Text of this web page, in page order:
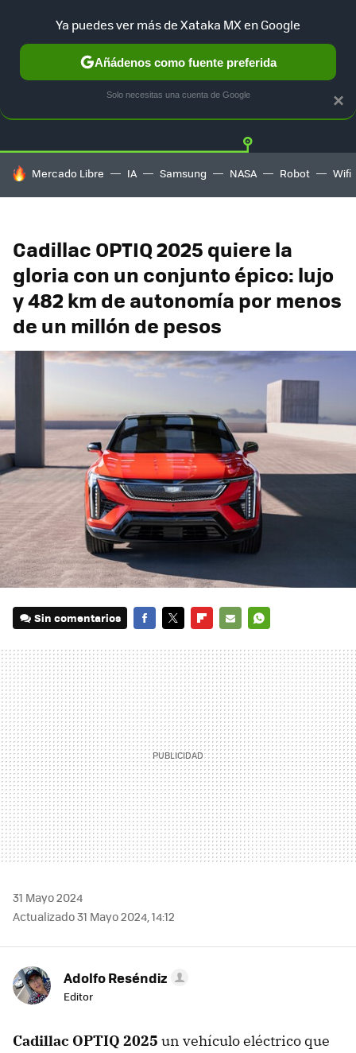
TESLA UBER AUTO ELECTRICO Twitter
HOY SE HABLA DE
Mercado Libre IA Samsung NASA Robot Wifi
Cadillac OPTIQ 2025 quiere la
gloria con un conjunto épico: lujo
y 482 km de autonomía por menos
de un millón de pesos
Sin comentarios
MAIL
31 Mayo 2024
Actualizado 31 Mayo 2024, 14:12
Adolfo Reséndiz
Editor
Cadillac OPTIQ 2025 un vehículo eléctrico que
×
Ya puedes ver más de Xataka MX en Google
Añádenos como fuente preferida
Solo necesitas una cuenta de Google